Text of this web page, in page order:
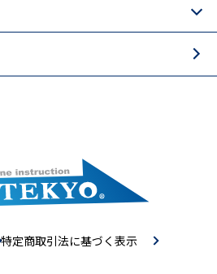
特定商取引法に基づく表示